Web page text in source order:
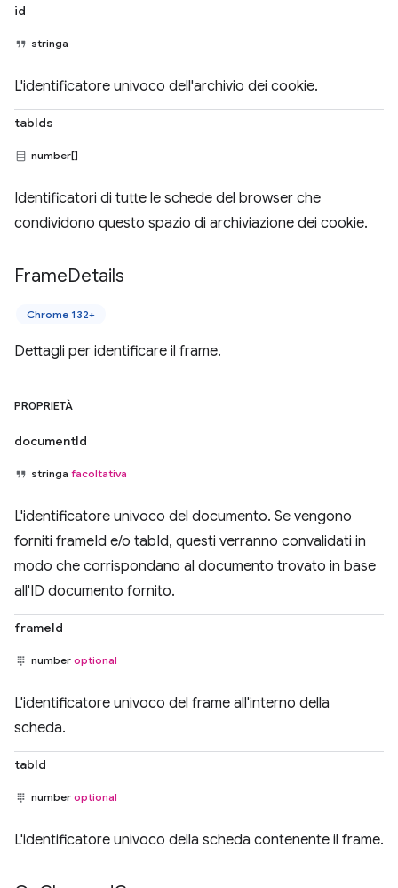
id
stringa
L'identificatore univoco dell'archivio dei cookie.
tabIds
number[]
Identificatori di tutte le schede del browser che
condividono questo spazio di archiviazione dei cookie.
FrameDetails
Chrome 132+
Dettagli per identificare il frame.
PROPRIETÀ
documentId
stringa facoltativa
L'identificatore univoco del documento. Se vengono
forniti frameId e/o tabId, questi verranno convalidati in
modo che corrispondano al documento trovato in base
all'ID documento fornito.
frameId
number optional
L'identificatore univoco del frame all'interno della
scheda.
tabId
number optional
L'identificatore univoco della scheda contenente il frame.